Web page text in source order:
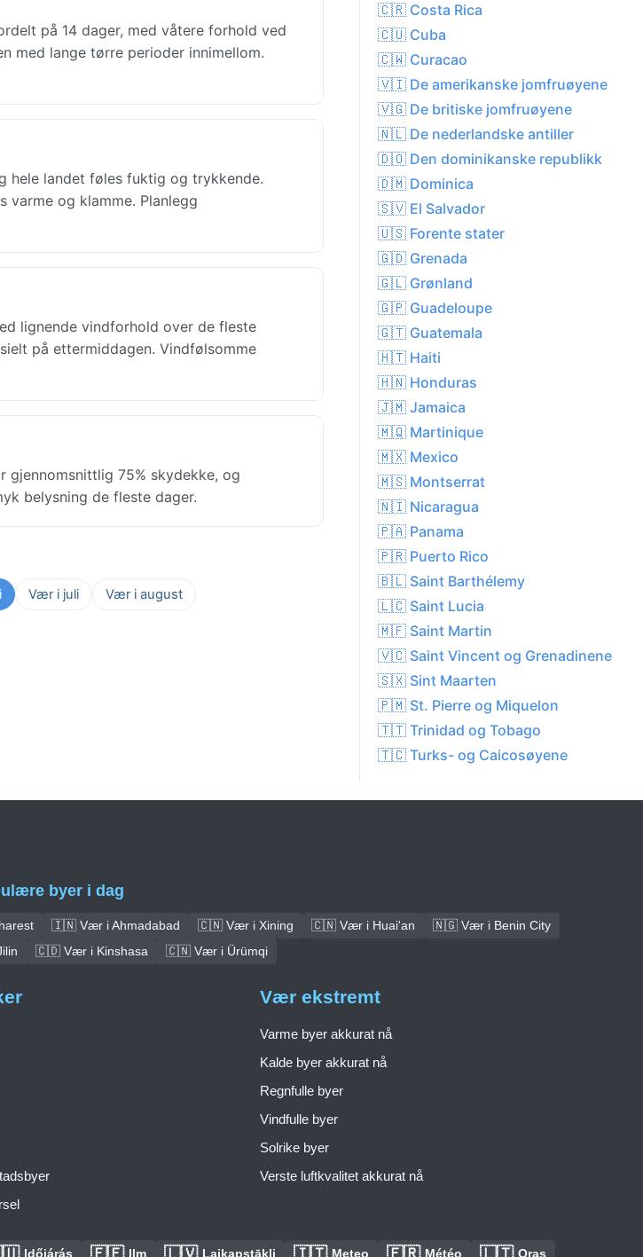
på 14 dager, med våtere forhold ved
med lange tørre perioder innimellom.
hele landet føles fuktig og trykkende.
varme og klamme. Planlegg
lignende vindforhold over de fleste
på ettermiddagen. Vindfølsomme
75% skydekke, og
belysning de fleste dager.
Vær i juli
Vær i august
🇨🇷 Costa Rica
🇨🇺 Cuba
🇨🇼 Curacao
🇻🇮 De amerikanske jomfruøyene
🇻🇬 De britiske jomfruøyene
🇳🇱 De nederlandske antiller
🇩🇴 Den dominikanske republikk
🇩🇲 Dominica
🇸🇻 El Salvador
🇺🇸 Forente stater
🇬🇩 Grenada
🇬🇱 Grønland
🇬🇵 Guadeloupe
🇬🇹 Guatemala
🇭🇹 Haiti
🇭🇳 Honduras
🇯🇲 Jamaica
🇲🇶 Martinique
🇲🇽 Mexico
🇲🇸 Montserrat
🇳🇮 Nicaragua
🇵🇦 Panama
🇵🇷 Puerto Rico
🇧🇱 Saint Barthélemy
🇱🇨 Saint Lucia
🇲🇫 Saint Martin
🇻🇨 Saint Vincent og Grenadinene
🇸🇽 Sint Maarten
🇵🇲 St. Pierre og Miquelon
🇹🇹 Trinidad og Tobago
🇹🇨 Turks- og Caicosøyene
byer i dag
🇮🇳 Vær i Ahmadabad 🇨🇳 Vær i Xining 🇨🇳 Vær i Huai'an
🇳🇬 Vær i Benin City
🇨🇩 Vær i Kinshasa 🇨🇳 Vær i Ürümqi
Vær ekstremt
Varme byer akkurat nå
Kalde byer akkurat nå
Regnfulle byer
Vindfulle byer
Solrike byer
Verste luftkvalitet akkurat nå
Időjárás Ilm Laikapstākļi Meteo Météo Oras